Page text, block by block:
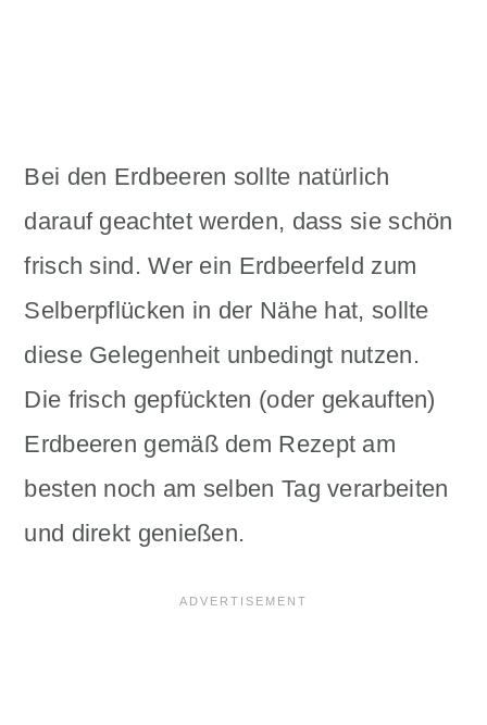
Bei den Erdbeeren sollte natürlich
darauf geachtet werden, dass sie schön
frisch sind. Wer ein Erdbeerfeld zum
Selberpflücken in der Nähe hat, sollte
diese Gelegenheit unbedingt nutzen.
Die frisch gepfückten (oder gekauften)
Erdbeeren gemäß dem Rezept am
besten noch am selben Tag verarbeiten
und direkt genießen.